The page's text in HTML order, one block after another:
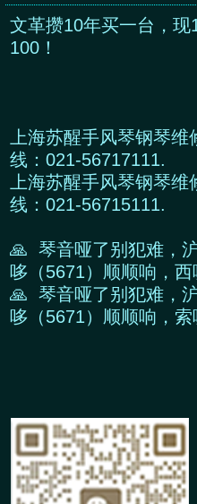
文革攒10年买一台，
100！
上海苏醒手风琴钢琴维
线：021-56717111.
上海苏醒手风琴钢琴维
线：021-56715111.
🙏 琴音哑了别犯难，
哆（5671）顺顺响，西
🙏 琴音哑了别犯难，
哆（5671）顺顺响，索